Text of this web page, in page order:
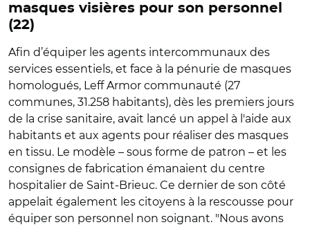
masques visières pour son personnel
(22)
Afin d’équiper les agents intercommunaux des
services essentiels, et face à la pénurie de masques
homologués, Leff Armor communauté (27
communes, 31.258 habitants), dès les premiers jours
de la crise sanitaire, avait lancé un appel à l'aide aux
habitants et aux agents pour réaliser des masques
en tissu. Le modèle – sous forme de patron – et les
consignes de fabrication émanaient du centre
hospitalier de Saint-Brieuc. Ce dernier de son côté
appelait également les citoyens à la rescousse pour
équiper son personnel non soignant. "Nous avons